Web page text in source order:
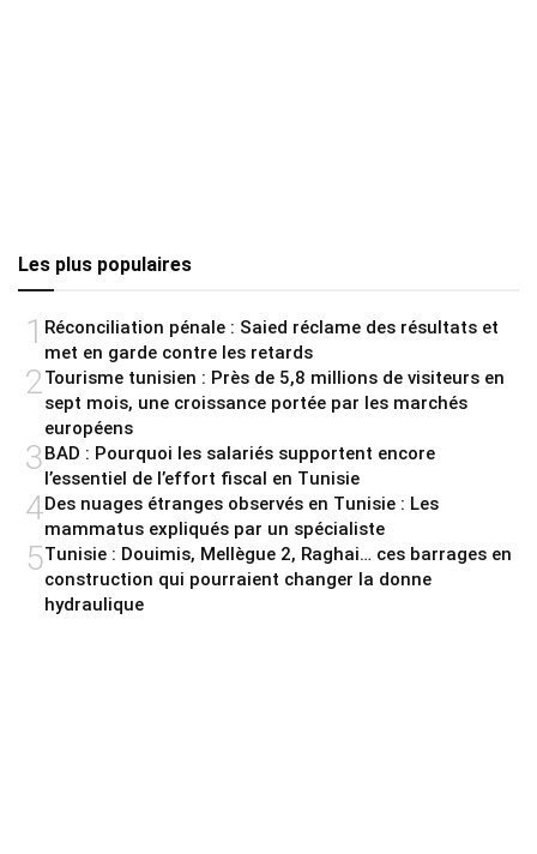
Les plus populaires
1 Réconciliation pénale : Saied réclame des résultats et
met en garde contre les retards
2 Tourisme tunisien : Près de 5,8 millions de visiteurs en
sept mois, une croissance portée par les marchés
européens
3BAD : Pourquoi les salariés supportent encore
l’essentiel de l’effort fiscal en Tunisie
4Des nuages étranges observés en Tunisie : Les
mammatus expliqués par un spécialiste
5Tunisie : Douimis, Mellègue 2, Raghai… ces barrages en
construction qui pourraient changer la donne
hydraulique